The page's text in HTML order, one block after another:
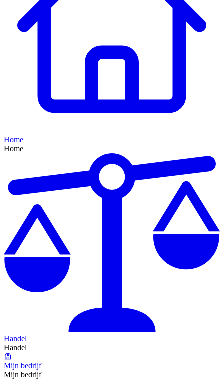
Home
Home
Handel
Handel
Mijn bedrijf
Mijn bedrijf